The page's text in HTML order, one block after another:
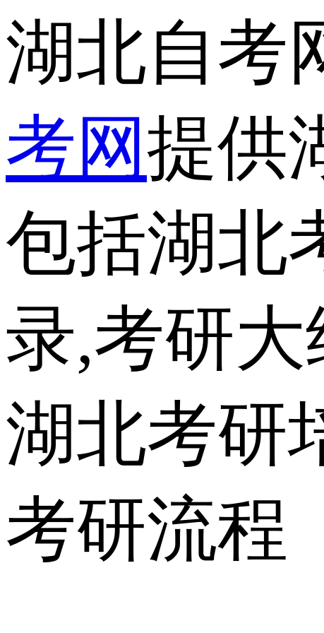
湖北自考
考网提供
包括湖北
录,考研
湖北考研
考研流程